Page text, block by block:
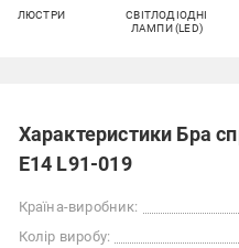
ЛЮСТРИ
СВІТЛОДІОДНІ
ЛАМПИ (LED)
Характеристики Бра
E14 L91-019
Країна-виробник:
Колір виробу: